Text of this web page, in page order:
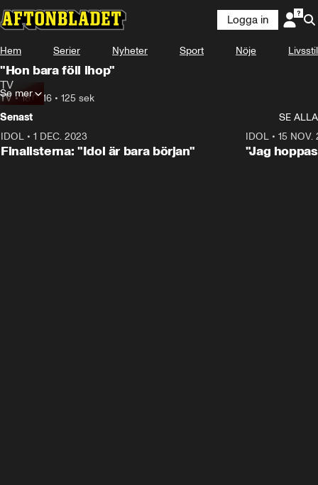
Logga in
Hem Serier Nyheter Sport Nöje Livsstil
"Hon bara föll ihop"
TV
TV •18.07.16 • 125 sek
Se mer
Senast
SE ALLA
IDOL • 1 DEC. 2023
Finalisterna: "Idol är bara början"
IDOL• 15 NOV.
"Jag